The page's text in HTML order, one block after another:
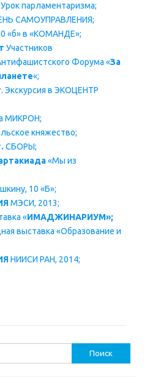
Урок парламентаризма;
САМОУПРАВЛЕНИЯ;
«б» в «КОМАНДЕ»;
Участников
Форума «За
«;
. Экскурсия в ЭКОЦЕНТР
МИКРОН;
княжество;
СБОРЫ;
«Мы из
10 «Б»;
МЭСИ, 2013;
«ИМАДЖИНАРИУМ»;
выставка «Образование и
НИИСИ РАН, 2014;